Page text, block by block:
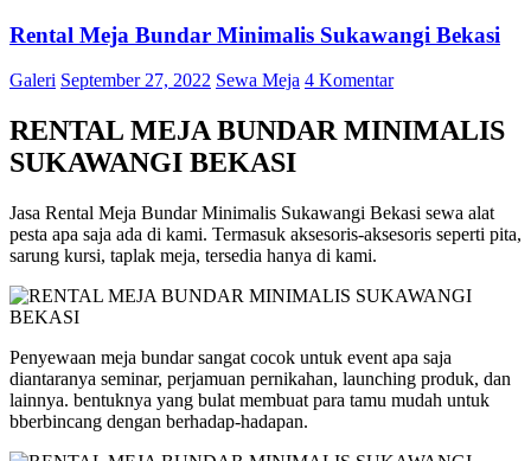
Rental Meja Bundar Minimalis Sukawangi Bekasi
Galeri September 27, 2022 Sewa Meja 4 Komentar
RENTAL MEJA BUNDAR MINIMALIS
SUKAWANGI BEKASI
Jasa Rental Meja Bundar Minimalis Sukawangi Bekasi sewa alat
pesta apa saja ada di kami. Termasuk aksesoris-aksesoris seperti pita,
sarung kursi, taplak meja, tersedia hanya di kami.
Penyewaan meja bundar sangat cocok untuk event apa saja
diantaranya seminar, perjamuan pernikahan, launching produk, dan
lainnya. bentuknya yang bulat membuat para tamu mudah untuk
bberbincang dengan berhadap-hadapan.